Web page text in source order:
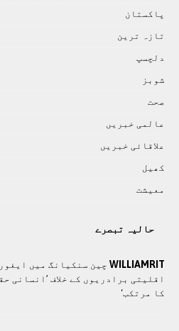
پاکستان
تازہ ترين
دلچسپ
شوبز
صحت
عالمی خبريں
علاقائی خبريں
کھيل
معيشت
حالیہ تبصرے
WILLIAMRIT چین سنکیانگ میں
اقلیتی برادريوں کے خلاف ’انسانی
کا مرتکب‘